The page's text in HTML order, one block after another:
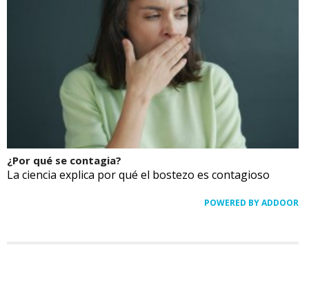
¿Por qué se contagia?
La ciencia explica por qué el bostezo es contagioso
POWERED BY ADDOOR